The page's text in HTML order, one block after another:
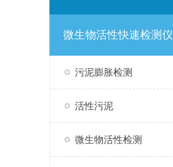
微生物活性快速检测仪
污泥膨胀检测
活性污泥
微生物活性检测